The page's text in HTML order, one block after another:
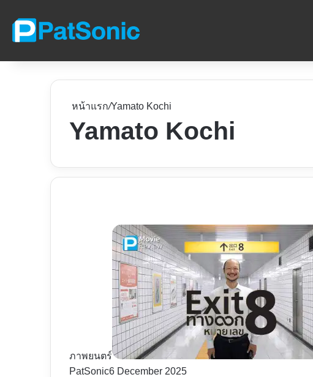
หน้าแรก/Yamato Kochi
Yamato Kochi
ภาพยนตร์
PatSonic6 December 2025